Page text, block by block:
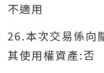
不適用
26.本次交易係向
其使用權資產:否